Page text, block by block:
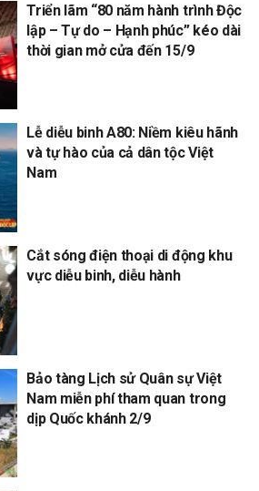
Triển lãm “80 năm hành trình Độc
lập – Tự do – Hạnh phúc” kéo dài
thời gian mở cửa đến 15/9
Lễ diễu binh A80: Niềm kiêu hãnh
và tự hào của cả dân tộc Việt
Nam
Cắt sóng điện thoại di động khu
vực diễu binh, diễu hành
Bảo tàng Lịch sử Quân sự Việt
Nam miễn phí tham quan trong
dịp Quốc khánh 2/9